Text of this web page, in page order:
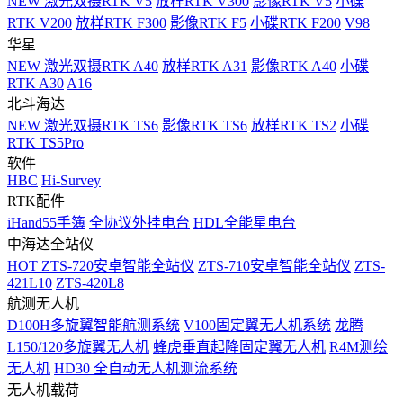
RTK V200 放样RTK F300 影像RTK F5 小碟RTK F200 V98
华星
NEW 激光双摄RTK A40 放样RTK A31 影像RTK A40 小碟
RTK A30 A16
北斗海达
NEW 激光双摄RTK TS6 影像RTK TS6 放样RTK TS2 小碟
RTK TS5Pro
软件
HBC Hi-Survey
RTK配件
iHand55手簿 全协议外挂电台 HDL全能星电台
中海达全站仪
HOT ZTS-720安卓智能全站仪 ZTS-710安卓智能全站仪 ZTS-
421L10 ZTS-420L8
航测无人机
D100H多旋翼智能航测系统 V100固定翼无人机系统 龙腾
L150/120多旋翼无人机 蜂虎垂直起降固定翼无人机 R4M测绘
无人机 HD30 全自动无人机测流系统
无人机载荷